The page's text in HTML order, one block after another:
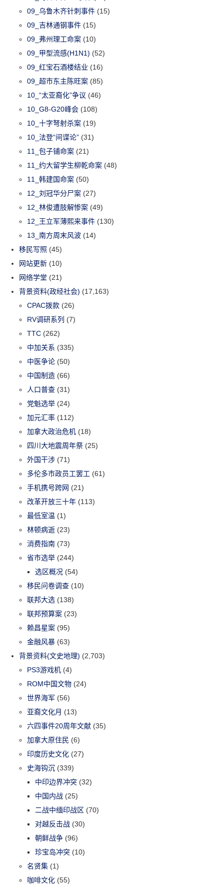
09_乌鲁木齐针刺事件 (15)
09_吉林通钢事件 (15)
09_弗州理工命案 (10)
09_甲型流感(H1N1) (52)
09_红宝石酒楼结业 (16)
09_超市东主陈旺案 (85)
10_“太亚裔化”争议 (46)
10_G8-G20峰会 (108)
10_十字弩射杀案 (19)
10_法登“间谍论” (31)
11_包子铺命案 (21)
11_约大留学生柳乾命案 (48)
11_韩建国命案 (50)
12_刘冠华分尸案 (27)
12_林俊遭肢解惨案 (49)
12_王立军薄熙来事件 (130)
13_南方周末风波 (14)
移民写照 (45)
网站更新 (10)
网络学堂 (21)
背景资料(政经社会) (17,163)
CPAC拨款 (26)
RV调研系列 (7)
TTC (262)
中加关系 (335)
中医争论 (50)
中国制造 (66)
人口普查 (31)
党魁选举 (24)
加元汇率 (112)
加拿大政治危机 (18)
四川大地震周年祭 (25)
外国干涉 (71)
多伦多市政员工罢工 (61)
手机携号跨网 (21)
改革开放三十年 (113)
最低室温 (1)
林顿病逝 (23)
消费指南 (73)
省市选举 (244)
选区概况 (54)
移民问卷调查 (10)
联邦大选 (138)
联邦预算案 (23)
赖昌星案 (95)
金融风暴 (63)
背景资料(文史地理) (2,703)
PS3游戏机 (4)
ROM中国文物 (24)
世界海军 (56)
亚裔文化月 (13)
六四事件20周年文献 (35)
加拿大原住民 (6)
印度历史文化 (27)
史海钩沉 (339)
中印边界冲突 (32)
中国内战 (25)
二战中缅印战区 (70)
对越反击战 (30)
朝鲜战争 (96)
珍宝岛冲突 (10)
名贤集 (1)
咖啡文化 (55)